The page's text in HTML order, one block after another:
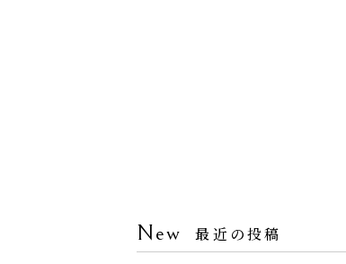
New 最近の投稿